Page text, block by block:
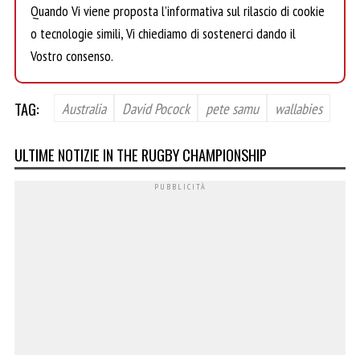
Quando Vi viene proposta l’informativa sul rilascio di cookie
o tecnologie simili, Vi chiediamo di sostenerci dando il
Vostro consenso.
TAG: Australia David Pocock pete samu wallabies
ULTIME NOTIZIE IN THE RUGBY CHAMPIONSHIP